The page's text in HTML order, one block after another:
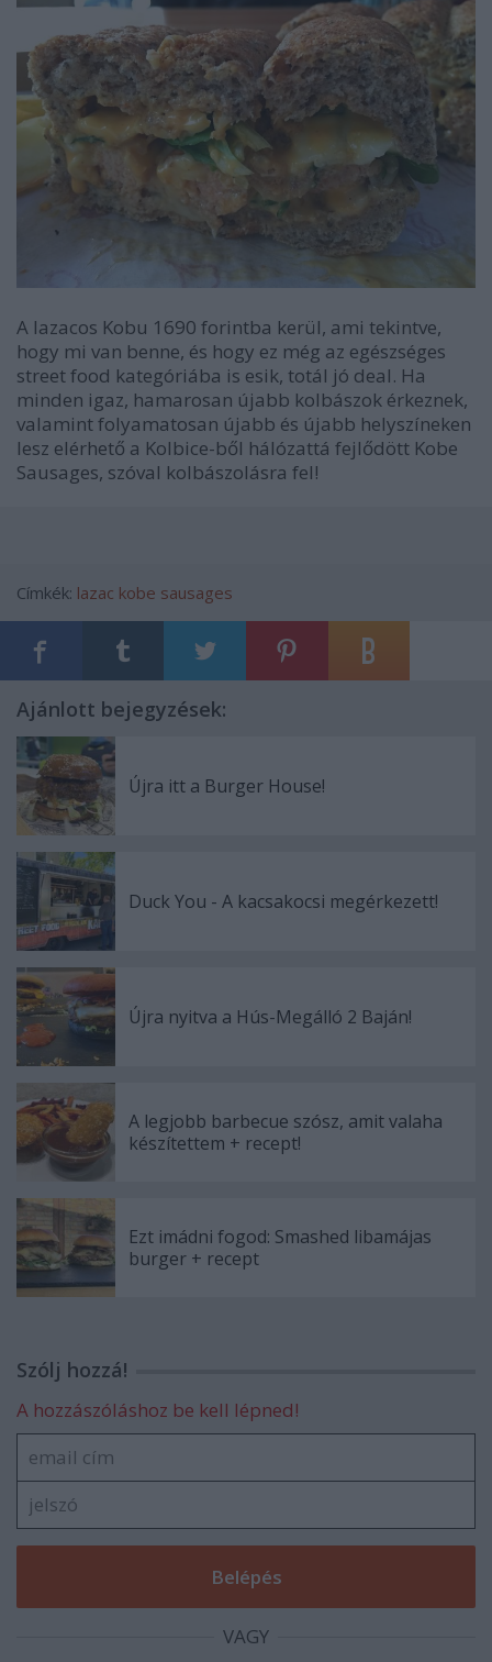
A lazacos Kobu 1690 forintba kerül, ami tekintve,
hogy mi van benne, és hogy ez még az egészséges
street food kategóriába is esik, totál jó deal. Ha
minden igaz, hamarosan újabb kolbászok érkeznek,
valamint folyamatosan újabb és újabb helyszíneken
lesz elérhető a Kolbice-ből hálózattá fejlődött Kobe
Sausages, szóval kolbászolásra fel!
Címkék: lazac kobe sausages
Ajánlott bejegyzések:
Újra itt a Burger House!
Duck You - A kacsakocsi megérkezett!
Újra nyitva a Hús-Megálló 2 Baján!
A legjobb barbecue szósz, amit valaha
készítettem + recept!
Ezt imádni fogod: Smashed libamájas
burger + recept
Szólj hozzá!
A hozzászóláshoz be kell lépned!
VAGY